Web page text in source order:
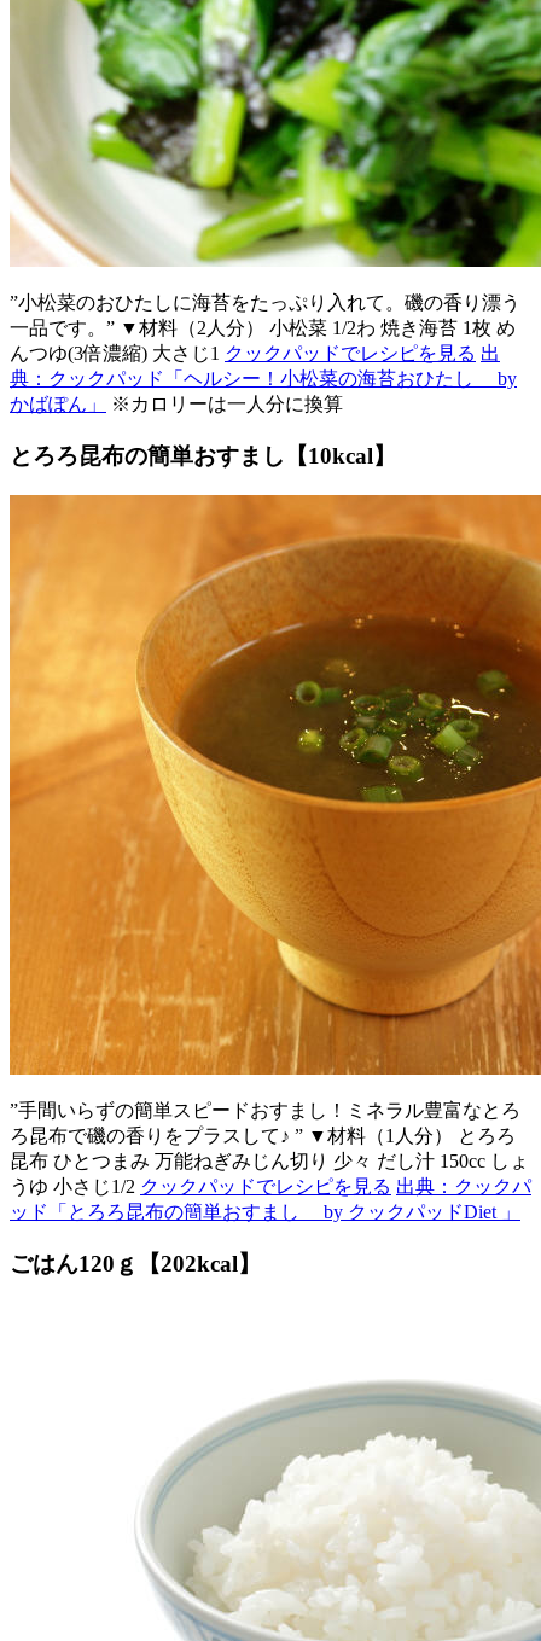
”小松菜のおひたしに海苔をたっぷり入れて。磯の香り漂う
一品です。” ▼材料（2人分） 小松菜 1/2わ 焼き海苔 1枚 め
んつゆ(3倍濃縮) 大さじ1 クックパッドでレシピを見る 出
典：クックパッド「ヘルシー！小松菜の海苔おひたし by
かばぽん」
※カロリーは一人分に換算
とろろ昆布の簡単おすまし【10kcal】
”手間いらずの簡単スピードおすまし！ミネラル豊富なとろ
ろ昆布で磯の香りをプラスして♪ ” ▼材料（1人分） とろろ
昆布 ひとつまみ 万能ねぎみじん切り 少々 だし汁 150cc しょ
うゆ 小さじ1/2 クックパッドでレシピを見る 出典：クックパ
ッド「とろろ昆布の簡単おすまし by クックパッドDiet 」
ごはん120ｇ【202kcal】